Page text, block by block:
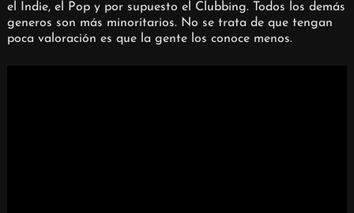
el Indie, el Pop y por supuesto el Clubbing. Todos los demás
generos son más minoritarios. No se trata de que tengan
poca valoración es que la gente los conoce menos.